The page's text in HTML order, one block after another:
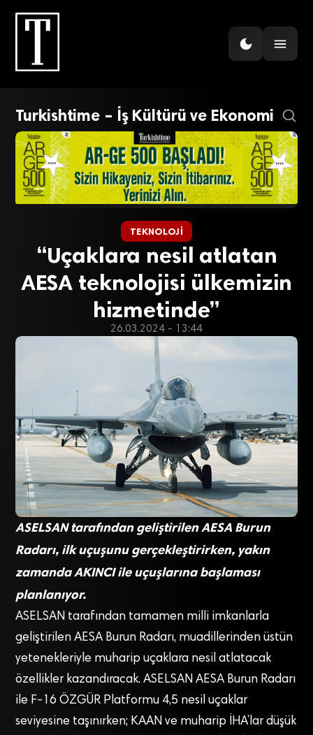
Turkishtime – İş Kültürü ve Ekonomi
TEKNOLOJI
“Uçaklara nesil atlatan
AESA teknolojisi ülkemizin
hizmetinde”
26.03.2024 - 13:44
ASELSAN tarafından geliştirilen AESA Burun
Radarı, ilk uçuşunu gerçekleştirirken, yakın
zamanda AKINCI ile uçuşlarına başlaması
planlanıyor.
ASELSAN tarafından tamamen milli imkanlarla
geliştirilen AESA Burun Radarı, muadillerinden üstün
yetenekleriyle muharip uçaklara nesil atlatacak
özellikler kazandıracak. ASELSAN AESA Burun Radarı
ile F-16 ÖZGÜR Platformu 4,5 nesil uçaklar
seviyesine taşınırken; KAAN ve muharip İHA’lar düşük